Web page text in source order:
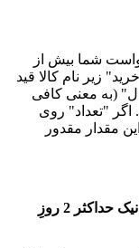
شما بیش از
زیر نام کالا قید
(به معنی کافی
اگر "تعداد" روی
مقدار مقدور
اگر برای کالا نوشته شده است "ارسال کوشانیک حداکثر 2 روزِ